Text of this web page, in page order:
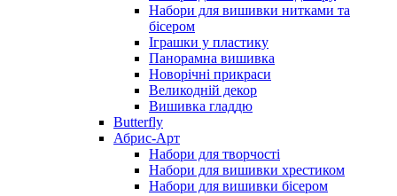
Набори для вишивки нитками та
бісером
Іграшки у пластику
Панорамна вишивка
Новорічні прикраси
Великодній декор
Вишивка гладдю
Butterfly
Абрис-Арт
Набори для творчості
Набори для вишивки хрестиком
Набори для вишивки бісером